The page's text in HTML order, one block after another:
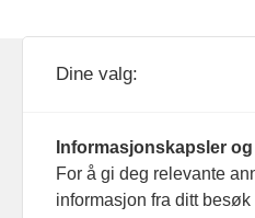
093 182
Dine valg:
Informasjonskapsler
For å gi deg relevante
informasjon fra ditt